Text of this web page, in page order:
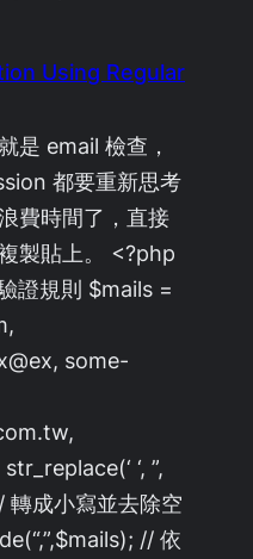
Using Regular
是 email 檢查，
都要重新思考
費時間了，直接
製貼上。 <?php
證規則 $mails =
some-
‘, ”,
成小寫並去除空
// 依